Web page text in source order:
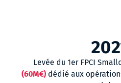
Levée du 1er FPCI
(60M€) dédié aux